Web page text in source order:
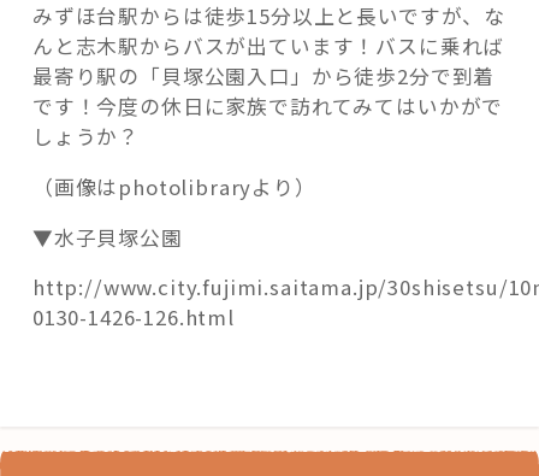
みずほ台駅からは徒歩15分以上と長いですが、な
んと志木駅からバスが出ています！バスに乗れば
最寄り駅の「貝塚公園入口」から徒歩2分で到着
です！今度の休日に家族で訪れてみてはいかがで
しょうか？
（画像はphotolibraryより）
▼水子貝塚公園
http://www.city.fujimi.saitama.jp/30shisetsu/
0130-1426-126.html